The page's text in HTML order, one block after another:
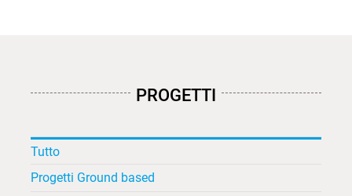
PROGETTI
Tutto
Progetti Ground based